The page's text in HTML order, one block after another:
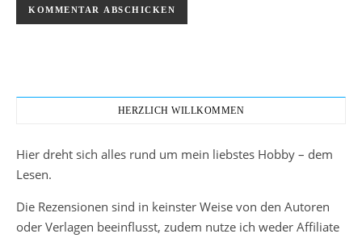
HERZLICH WILLKOMMEN
Hier dreht sich alles rund um mein liebstes Hobby – dem
Lesen.
Die Rezensionen sind in keinster Weise von den Autoren
oder Verlagen beeinflusst, zudem nutze ich weder Affiliate